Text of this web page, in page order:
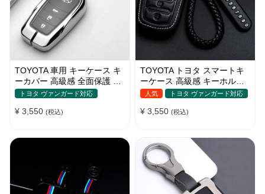
TOYOTA 車用 キーケース キ
ーカバー 高級感 全面保護 傷
防止 金属光沢 オシャレ
トヨタ ヴァンガード対応
¥ 3,550 (税込)
TOYOTA トヨタ スマートキ
ーケース 高級感 キーホルダ
ー 牛革 フィット感 リモコン
保護
人気 トヨタ ヴァンガード対応
¥ 3,550 (税込)